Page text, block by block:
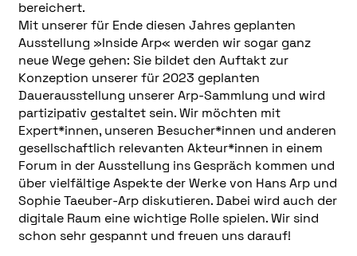
bereichert.
Mit unserer für Ende diesen Jahres geplanten
Ausstellung »Inside Arp« werden wir sogar ganz
neue Wege gehen: Sie bildet den Auftakt zur
Konzeption unserer für 2023 geplanten
Dauerausstellung unserer Arp-Sammlung und wird
partizipativ gestaltet sein. Wir möchten mit
Expert*innen, unseren Besucher*innen und anderen
gesellschaftlich relevanten Akteur*innen in einem
Forum in der Ausstellung ins Gespräch kommen und
über vielfältige Aspekte der Werke von Hans Arp und
Sophie Taeuber-Arp diskutieren. Dabei wird auch der
digitale Raum eine wichtige Rolle spielen. Wir sind
schon sehr gespannt und freuen uns darauf!